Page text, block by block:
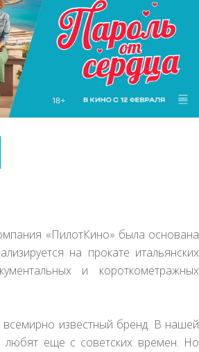
«ПилотКино» была основана
на прокате итальянских
и короткометражных
всемирно известный бренд. В нашей
любят еще с советских времен. Но